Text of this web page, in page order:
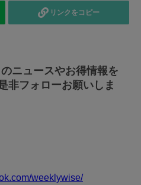
リンクをコピー
ニュースやお得情報を
非フォローお願いしま
weeklywise/